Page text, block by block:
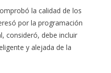
la calidad de los
por la programación
consideró, debe incluir
y alejada de la